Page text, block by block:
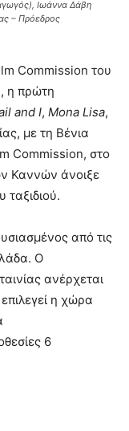
Ιωάννα Δάβη
– Πρόεδρος
Commission του
η πρώτη
and I, Mona Lisa,
με τη Βένια
Commission, στο
Καννών άνοιξε
από τις
Ο
ανέρχεται
η χώρα
6